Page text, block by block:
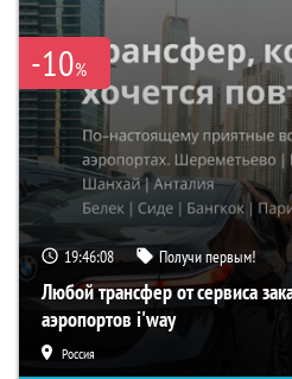
-10%
19:46:07 Получи первым!
Любой трансфер от сервиса
аэропортов i'way
Россия